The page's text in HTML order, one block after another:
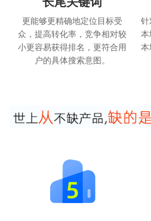
更能够更精确地定位目标受
众，提高转化率，竞争相对较
小更容易获得排名，更符合用
户的具体搜索意图。